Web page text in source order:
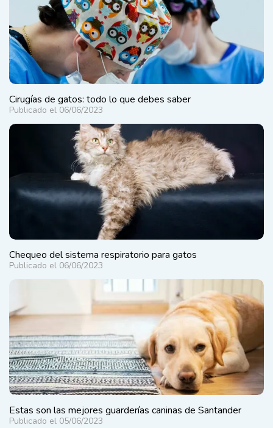
Cirugías de gatos: todo lo que debes saber
Publicado el 06/06/2023
Chequeo del sistema respiratorio para gatos
Publicado el 06/06/2023
Estas son las mejores guarderías caninas de Santander
Publicado el 05/06/2023